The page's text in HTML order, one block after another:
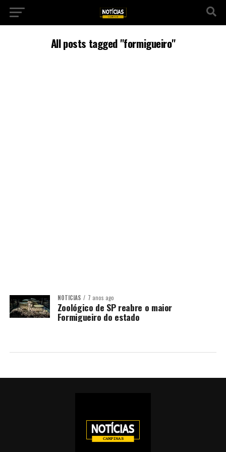
All posts tagged "formigueiro"
NOTÍCIAS 7 anos ago
Zoológico de SP reabre o maior
Formigueiro do estado